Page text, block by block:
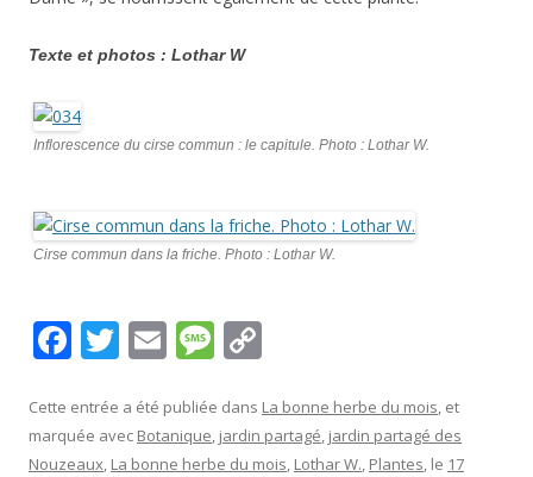
Texte et photos : Lothar W
Inflorescence du cirse commun : le capitule. Photo : Lothar W.
Cirse commun dans la friche. Photo : Lothar W.
F
e
b
T
itt
er
E
ai
l
M
ss
a
p
y
Cette entrée a été publiée dans La bonne herbe du mois, et
marquée avec Botanique, jardin partagé, jardin partagé des
Nouzeaux, La bonne herbe du mois, Lothar W., Plantes, le 17